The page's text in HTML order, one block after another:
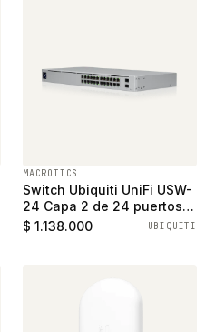
MACROTICS
Switch Ubiquiti UniFi USW-
24 Capa 2 de 24 puertos
ethernet gigabit y 2
$ 1.138.000 UBIQUITI